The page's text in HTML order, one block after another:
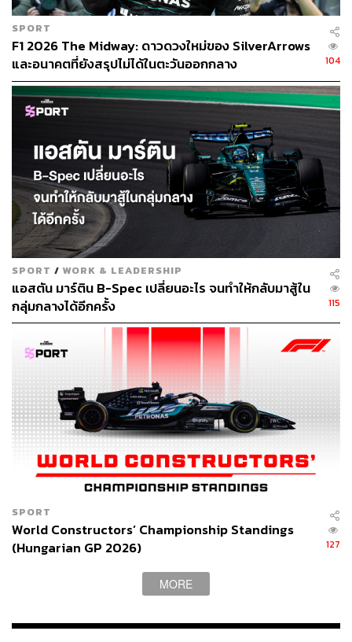
SPORT
F1 2026 The Midway: ดาวดวงใหม่ของ SilverArrows
และอนาคตที่ยังสรุปไม่ได้ในตะวันออกกลาง
104
SPORT / WORK & LEADERSHIP
แอสตัน มาร์ติน B-Spec เปลี่ยนอะไร จนทำให้กลับมาสู้ใน
กลุ่มกลางได้อีกครั้ง
115
SPORT
World Constructors’ Championship Standings
(Hungarian GP 2026)
127
MORE